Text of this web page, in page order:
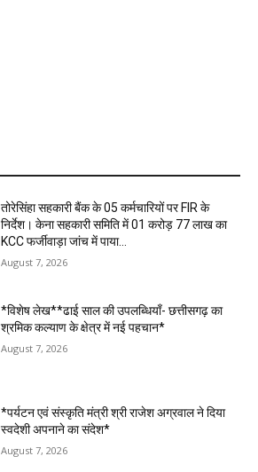
तोरेसिंहा सहकारी बैंक के 05 कर्मचारियों पर FIR के
निर्देश। केना सहकारी समिति में 01 करोड़ 77 लाख का
KCC फर्जीवाड़ा जांच में पाया...
August 7, 2026
*विशेष लेख**ढाई साल की उपलब्धियाँ- छत्तीसगढ़ का
श्रमिक कल्याण के क्षेत्र में नई पहचान*
August 7, 2026
*पर्यटन एवं संस्कृति मंत्री श्री राजेश अग्रवाल ने दिया
स्वदेशी अपनाने का संदेश*
August 7, 2026